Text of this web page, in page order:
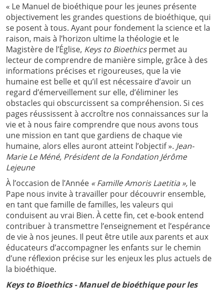
« Le Manuel de bioéthique pour les jeunes présente
objectivement les grandes questions de bioéthique, qui
se posent à tous. Ayant pour fondement la science et la
raison, mais à l’horizon ultime la théologie et le
Magistère de l’Église, Keys to Bioethicspermet au
lecteur de comprendre de manière simple, grâce à des
informations précises et rigoureuses, que la vie
humaine est belle et qu’il est nécessaire d’avoir un
regard d’émerveillement sur elle, d’éliminer les
obstacles qui obscurcissent sa compréhension. Si ces
pages réussissent à accroître nos connaissances sur la
vie et à nous faire comprendre que nous avons tous
une mission en tant que gardiens de chaque vie
humaine, alors elles auront atteint l’objectif ». Jean-
Marie Le Méné, Président de la Fondation Jérôme
Lejeune
À l’occasion de l’Année « Famille Amoris Laetitia », le
Pape nous invite à travailler pour découvrir ensemble,
en tant que famille de familles, les valeurs qui
conduisent au vrai Bien. À cette fin, cet e-book entend
contribuer à transmettre l’enseignement et l’espérance
de vie à nos jeunes. Il peut être utile aux parents et aux
éducateurs d’accompagner les enfants sur le chemin
d’une réflexion précise sur les enjeux les plus actuels de
la bioéthique.
Keys to Bioethics - Manuel de bioéthique pour les